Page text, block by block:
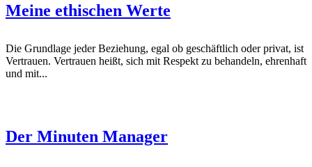
Meine ethischen Werte
Die Grundlage jeder Beziehung, egal ob geschäftlich oder privat, ist
Vertrauen. Vertrauen heißt, sich mit Respekt zu behandeln, ehrenhaft
und mit...
Der Minuten Manager